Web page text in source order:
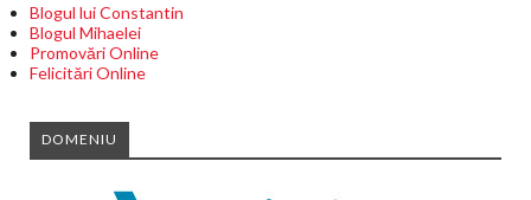
Blogul lui Constantin
Blogul Mihaelei
Promovări Online
Felicitări Online
DOMENIU